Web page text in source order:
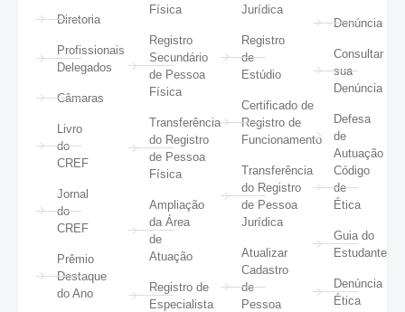
Diretoria
Profissionais
Delegados
Câmaras
Livro
do
CREF
Jornal
do
CREF
Prêmio
Destaque
do Ano
Física
Registro
Secundário
de Pessoa
Física
Transferência
do Registro
de Pessoa
Física
Ampliação
da Área
de
Atuação
Registro de
Especialista
Jurídica
Registro
de
Estúdio
Certificado de
Registro de
Funcionamento
Transferência
do Registro
de Pessoa
Jurídica
Atualizar
Cadastro
de
Pessoa
Denúncia
Consultar
sua
Denúncia
Defesa
de
Autuação
Código
de
Ética
Guia do
Estudante
Denúncia
Ética